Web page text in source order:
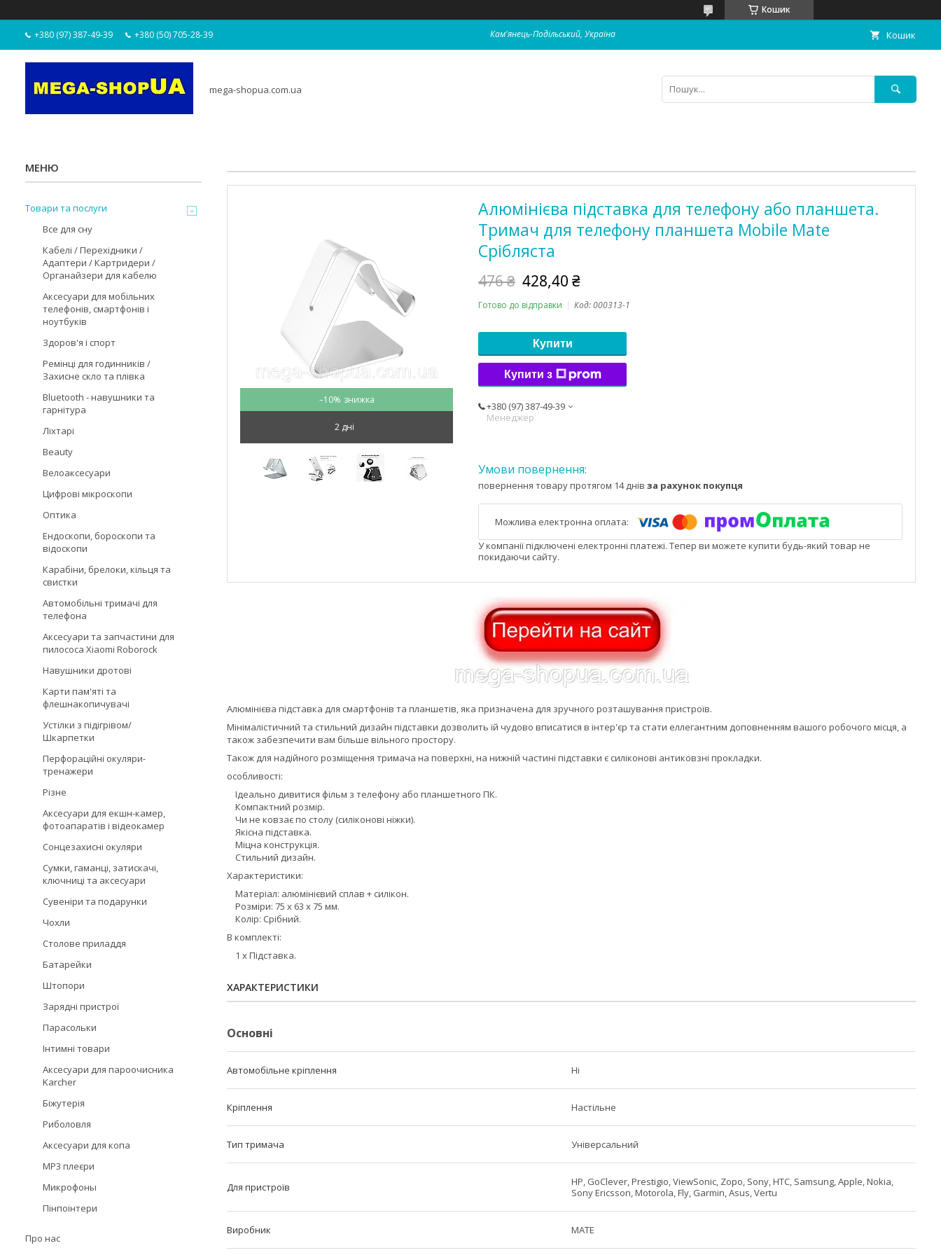
Кошик
+380 (97) 387-49-39 +380 (50) 705-28-39 Кам'янець-Подільський, Україна Кошик
mega-shopua.com.ua
–10%
2 дні
Алюмінієва підставка для телефону або планшета.
Тримач для телефону планшета Mobile Mate
Срібляста
476 ₴ 428,40 ₴
Готово до відправки Код:000313-1
Купити
Купити з
+380 (97) 387-49-39
Менеджер
повернення товару протягом 14 днів за рахунок покупця
У компанії підключені електронні платежі. Тепер ви можете купити будь-який товар не
покидаючи сайту.
Алюмінієва підставка для смартфонів та планшетів, яка призначена для зручного розташування пристроїв.
Мінімалістичний та стильний дизайн підставки дозволить їй чудово вписатися в інтер'єр та стати еллегантним доповненням вашого робочого місця, а
також забезпечити вам більше вільного простору.
Також для надійного розміщення тримача на поверхні, на нижній частині підставки є силіконові антиковзні прокладки.
особливості:
Ідеально дивитися фільм з телефону або планшетного ПК.
Компактний розмір.
Чи не ковзає по столу (силіконові ніжки).
Якісна підставка.
Міцна конструкція.
Стильний дизайн.
Характеристики:
Матеріал: алюмінієвий сплав + силікон.
Розміри: 75 х 63 х 75 мм.
Колір: Срібний.
В комплекті:
1 х Підставка.
ХАРАКТЕРИСТИКИ
Основні
Автомобільне кріплення Ні
Кріплення Настільне
Тип тримача Універсальний
Для пристроїв
HP, GoClever, Prestigio, ViewSonic, Zopo, Sony, HTC, Samsung, Apple, Nokia,
Sony Ericsson, Motorola, Fly, Garmin, Asus, Vertu
Виробник MATE
Товари та послуги
Все для сну
Кабелі / Перехідники /
Адаптери / Картридери /
Органайзери для кабелю
Аксесуари для мобільних
телефонів, смартфонів і
ноутбуків
Здоров'я і спорт
Ремінці для годинників /
Захисне скло та плівка
Bluetooth - навушники та
гарнітура
Ліхтарі
Beauty
Велоаксесуари
Цифрові мікроскопи
Оптика
Ендоскопи, бороскопи та
відоскопи
Карабіни, брелоки, кільця та
свистки
Автомобільні тримачі для
телефона
Аксесуари та запчастини для
пилососа Xiaomi Roborock
Навушники дротові
Карти пам'яті та
флешнакопичувачі
Устілки з підігрівом/
Шкарпетки
Перфораційні окуляри-
тренажери
Різне
Аксесуари для екшн-камер,
фотоапаратів і відеокамер
Сонцезахисні окуляри
Сумки, гаманці, затискачі,
ключниці та аксесуари
Сувеніри та подарунки
Чохли
Столове приладдя
Батарейки
Штопори
Зарядні пристрої
Парасольки
Інтимні товари
Аксесуари для пароочисника
Karcher
Біжутерія
Риболовля
Аксесуари для копа
MP3 плеєри
Микрофоны
Пінпоінтери
Про нас